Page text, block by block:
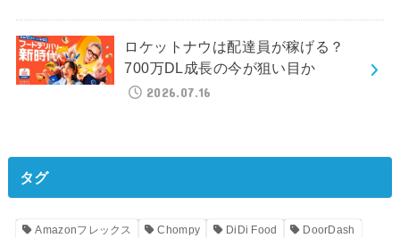
ロケットナウは配達員が稼げる？
700万DL成長の今が狙い目か
2026.07.16
タグ
Amazonフレックス Chompy DiDi Food
DoorDash